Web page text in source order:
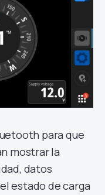
para que
mostrar la
datos
estado de carga